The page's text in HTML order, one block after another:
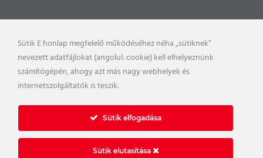
Sütik E honlap megfelelő működéséhez néha „sütiknek”
nevezett adatfájlokat (angolul: cookie) kell elhelyeznünk
számítógépén, ahogy azt más nagy webhelyek és
internetszolgáltatók is teszik.
Sütik elfogadása
Sütik elutasítása